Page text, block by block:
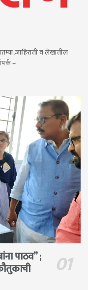
व लेखातील
–
पाठव” ;